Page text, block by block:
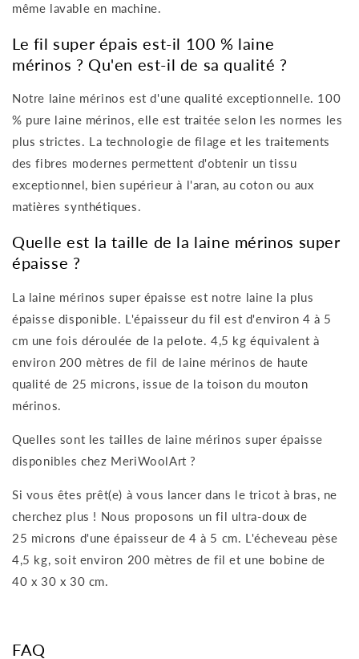
même lavable en machine.
Le fil super épais est-il 100 % laine
mérinos ? Qu'en est-il de sa qualité ?
Notre laine mérinos est d'une qualité exceptionnelle. 100
% pure laine mérinos, elle est traitée selon les normes les
plus strictes. La technologie de filage et les traitements
des fibres modernes permettent d'obtenir un tissu
exceptionnel, bien supérieur à l'aran, au coton ou aux
matières synthétiques.
Quelle est la taille de la laine mérinos super
épaisse ?
La laine mérinos super épaisse est notre laine la plus
épaisse disponible. L'épaisseur du fil est d'environ 4 à 5
cm une fois déroulée de la pelote. 4,5 kg équivalent à
environ 200 mètres de fil de laine mérinos de haute
qualité de 25 microns, issue de la toison du mouton
mérinos.
Quelles sont les tailles de laine mérinos super épaisse
disponibles chez MeriWoolArt ?
Si vous êtes prêt(e) à vous lancer dans le tricot à bras, ne
cherchez plus ! Nous proposons un fil ultra-doux de
25 microns d'une épaisseur de 4 à 5 cm. L'écheveau pèse
4,5 kg, soit environ 200 mètres de fil et une bobine de
40 x 30 x 30 cm.
FAQ